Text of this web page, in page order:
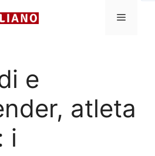
Menu
e
atleta
i